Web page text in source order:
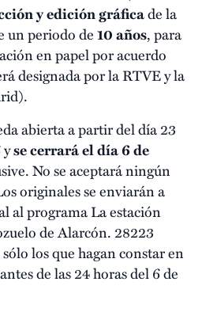
y edición gráficade la
un periodo de10 años, para
en papel por acuerdo
designada por la RTVE y la
abierta a partir del día 23
yse cerrará el día 6 de
No se aceptará ningún
originales se enviarán a
al programa La estación
de Alarcón. 28223
los que hagan constar en
de las 24 horas del 6 de